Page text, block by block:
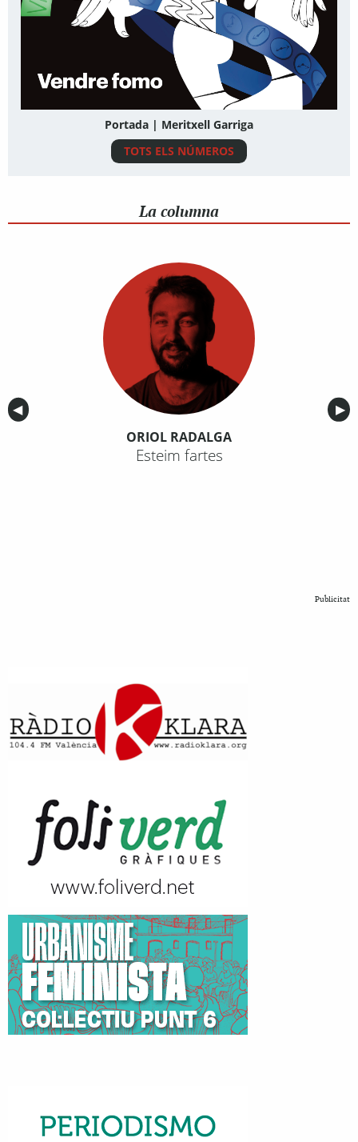
Portada | Meritxell Garriga
TOTS ELS NÚMEROS
La columna
Anterior
◀︎ ▶︎
ORIOL RADALGA
Esteim fartes
Publicitat